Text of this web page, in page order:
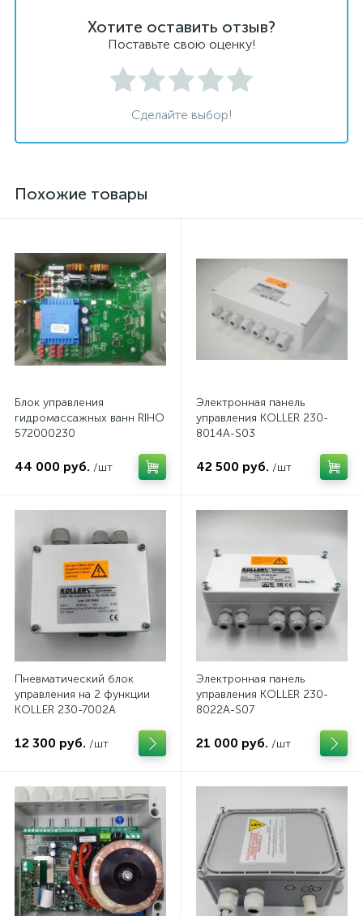
Хотите оставить отзыв?
Поставьте свою оценку!
Сделайте выбор!
Похожие товары
Блок управления
гидромассажных ванн RIHO
572000230
44 000 руб. /шт
Электронная панель
управления KOLLER 230-
8014A-S03
42 500 руб. /шт
Пневматический блок
управления на 2 функции
KOLLER 230-7002A
12 300 руб. /шт
Электронная панель
управления KOLLER 230-
8022A-S07
21 000 руб. /шт